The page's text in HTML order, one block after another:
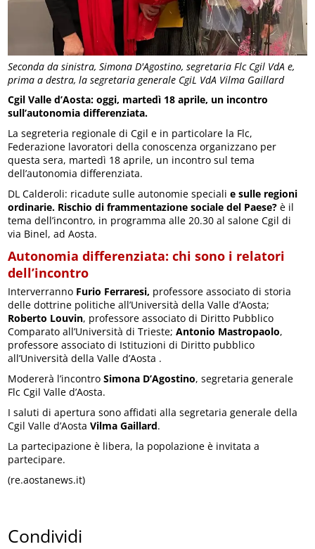
Seconda da sinistra, Simona D'Agostino, segretaria Flc Cgil VdA e,
prima a destra, la segretaria generale CgiL VdA Vilma Gaillard
Cgil Valle d’Aosta: oggi, martedì 18 aprile, un incontro
sull’autonomia differenziata.
La segreteria regionale di Cgil e in particolare la Flc,
Federazione lavoratori della conoscenza organizzano per
questa sera, martedì 18 aprile, un incontro sul tema
dell’autonomia differenziata.
DL Calderoli: ricadute sulle autonomie specialie sulle regioni
ordinarie. Rischio di frammentazione sociale del Paese?è il
tema dell’incontro, in programma alle 20.30 al salone Cgil di
via Binel, ad Aosta.
Autonomia differenziata: chi sono i relatori
dell’incontro
Interverranno Furio Ferraresi, professore associato di storia
delle dottrine politiche all’Università della Valle d’Aosta;
Roberto Louvin, professore associato di Diritto Pubblico
Comparato all’Università di Trieste;Antonio Mastropaolo,
professore associato di Istituzioni di Diritto pubblico
all’Università della Valle d’Aosta .
Modererà l’incontro Simona D’Agostino, segretaria generale
Flc Cgil Valle d’Aosta.
I saluti di apertura sono affidati alla segretaria generale della
Cgil Valle d’AostaVilma Gaillard.
La partecipazione è libera, la popolazione è invitata a
partecipare.
(re.aostanews.it)
Condividi